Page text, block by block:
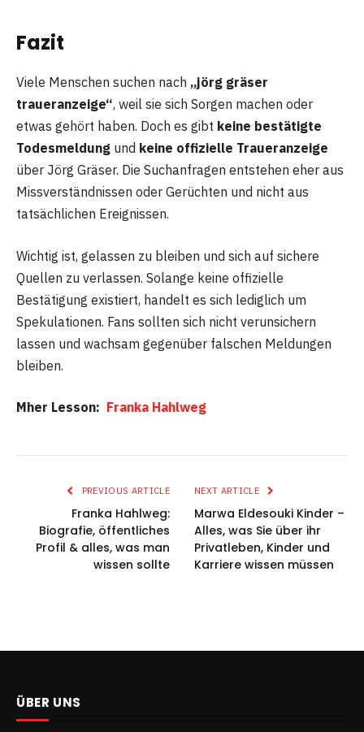
Fazit
Viele Menschen suchen nach „jörg gräser
traueranzeige“, weil sie sich Sorgen machen oder
etwas gehört haben. Doch es gibt keine bestätigte
Todesmeldung und keine offizielle Traueranzeige
über Jörg Gräser. Die Suchanfragen entstehen eher aus
Missverständnissen oder Gerüchten und nicht aus
tatsächlichen Ereignissen.
Wichtig ist, gelassen zu bleiben und sich auf sichere
Quellen zu verlassen. Solange keine offizielle
Bestätigung existiert, handelt es sich lediglich um
Spekulationen. Fans sollten sich nicht verunsichern
lassen und wachsam gegenüber falschen Meldungen
bleiben.
Mher Lesson: Franka Hahlweg
PREVIOUS ARTICLE
Franka Hahlweg:
Biografie, öffentliches
Profil & alles, was man
wissen sollte
NEXT ARTICLE
Marwa Eldesouki Kinder –
Alles, was Sie über ihr
Privatleben, Kinder und
Karriere wissen müssen
ÜBER UNS